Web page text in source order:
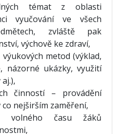
témat z oblasti
vyučování ve všech
zvláště pak
výchově ke zdraví,
metod (výklad,
názorné ukázky, využití
činností – provádění
nejširším zaměření,
volného času žáků